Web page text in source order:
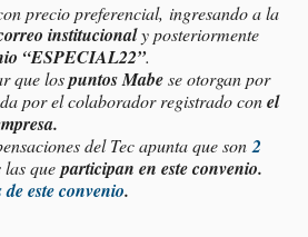
precio preferencial, ingresando a la
institucionaly posteriormente
“ESPECIAL22”.
que lospuntos Mabese otorgan por
por el colaborador registrado conel
del Tec apunta que son2
las queparticipan en este convenio.
este convenio.